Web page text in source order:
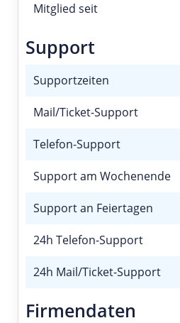
Mitglied seit
Support
Supportzeiten
Mail/Ticket-Support
Telefon-Support
Support am Wochenende
Support an Feiertagen
24h Telefon-Support
24h Mail/Ticket-Support
Firmendaten